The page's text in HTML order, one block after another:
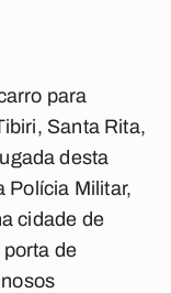
para
Santa Rita,
desta
Polícia Militar,
cidade de
de